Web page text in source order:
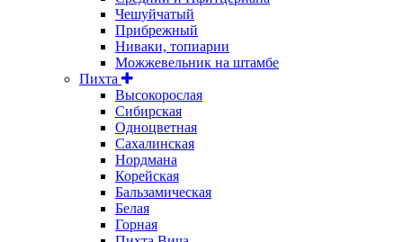
Чешуйчатый
Прибрежный
Ниваки, топиарии
Можжевельник на штамбе
Пихта
Высокорослая
Сибирская
Одноцветная
Сахалинская
Нордмана
Корейская
Бальзамическая
Белая
Горная